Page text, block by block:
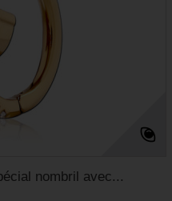
nombril avec...